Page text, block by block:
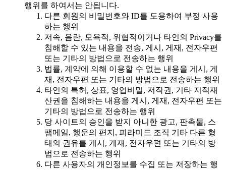
행위를 하여서는 안됩니다.
다른 회원의 비밀번호와 ID를 도용하여 부정 사용
하는 행위
저속, 음란, 모욕적, 위협적이거나 타인의 Privacy를
침해할 수 있는 내용을 전송, 게시, 게재, 전자우편
또는 기타의 방법으로 전송하는 행위
법률, 계약에 의해 이용할 수 없는 내용을 게시, 게
재, 전자우편 또는 기타의 방법으로 전송하는 행위
타인의 특허, 상표, 영업비밀, 저작권, 기타 지적재
산권을 침해하는 내용을 게시, 게재, 전자우편 또는
기타의 방법으로 전송하는 행위
당 사이트의 승인을 받지 아니한 광고, 판촉물, 스
팸메일, 행운의 편지, 피라미드 조직 기타 다른 형
태의 권유를 게시, 게재, 전자우편 또는 기타의 방
법으로 전송하는 행위
다른 사용자의 개인정보를 수집 또는 저장하는 행